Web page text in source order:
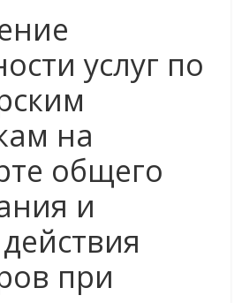
услуг по
на
общего
и
при